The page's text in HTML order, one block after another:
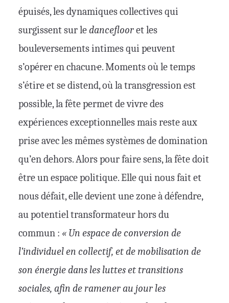
épuisés, les dynamiques collectives qui
surgissent sur ledanceflooret les
bouleversements intimes qui peuvent
s’opérer en chacun·e. Moments où le temps
s’étire et se distend, où la transgression est
possible, la fête permet de vivre des
expériences exceptionnelles mais reste aux
prise avec les mêmes systèmes de domination
qu’en dehors. Alors pour faire sens, la fête doit
être un espace politique. Elle qui nous fait et
nous défait, elle devient une zone à défendre,
au potentiel transformateur hors du
commun : « Un espace de conversion de
l’individuel en collectif, et de mobilisation de
son énergie dans les luttes et transitions
sociales, afin de ramener au jour les